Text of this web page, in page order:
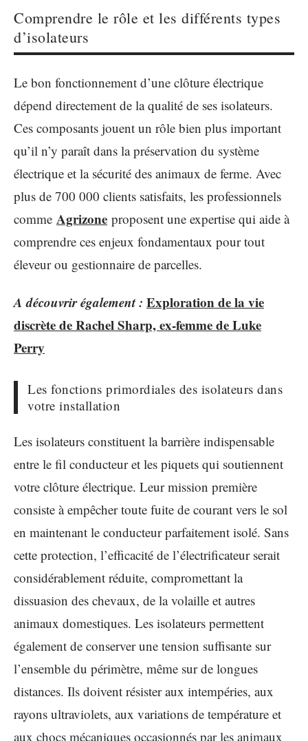
Comprendre le rôle et les différents types
d’isolateurs
Le bon fonctionnement d’une clôture électrique
dépend directement de la qualité de ses isolateurs.
Ces composants jouent un rôle bien plus important
qu’il n’y paraît dans la préservation du système
électrique et la sécurité des animaux de ferme. Avec
plus de 700 000 clients satisfaits, les professionnels
comme Agrizone proposent une expertise qui aide à
comprendre ces enjeux fondamentaux pour tout
éleveur ou gestionnaire de parcelles.
A découvrir également : Exploration de la vie
discrète de Rachel Sharp, ex-femme de Luke
Perry
Les fonctions primordiales des isolateurs dans
votre installation
Les isolateurs constituent la barrière indispensable
entre le fil conducteur et les piquets qui soutiennent
votre clôture électrique. Leur mission première
consiste à empêcher toute fuite de courant vers le sol
en maintenant le conducteur parfaitement isolé. Sans
cette protection, l’efficacité de l’électrificateur serait
considérablement réduite, compromettant la
dissuasion des chevaux, de la volaille et autres
animaux domestiques. Les isolateurs permettent
également de conserver une tension suffisante sur
l’ensemble du périmètre, même sur de longues
distances. Ils doivent résister aux intempéries, aux
rayons ultraviolets, aux variations de température et
aux chocs mécaniques occasionnés par les animaux